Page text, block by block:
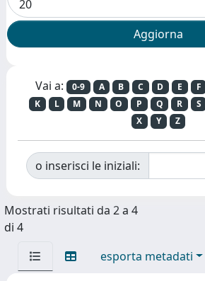
Vai a: 0-9 A B C D E F
K
L M N O P Q R S
X
Y Z
o inserisci le iniziali:
Mostrati risultati da 2 a 4
di 4
esporta metadati